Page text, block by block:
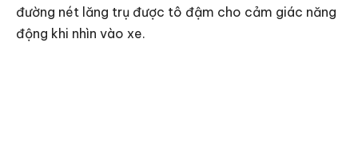
đường nét lăng trụ được tô đậm cho cảm giác năng
động khi nhìn vào xe.